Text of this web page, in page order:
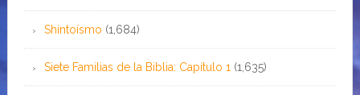
Shintoísmo (1,684)
Siete Familias de la Biblia: Capítulo 1 (1,635)